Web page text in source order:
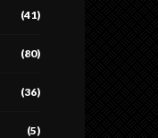
(41)
(80)
(36)
(5)